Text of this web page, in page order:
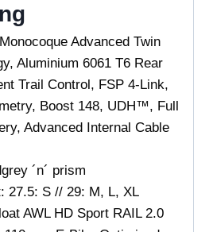
Advanced Twin
Aluminium 6061 T6 Rear
Trail Control, FSP 4-Link,
Boost 148, UDH™, Full
Advanced Internal Cable
´n´ prism
27.5: S // 29: M, L, XL
AWL HD Sport RAIL 2.0